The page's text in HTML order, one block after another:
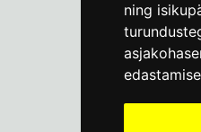
ning
E-R kell 9-17